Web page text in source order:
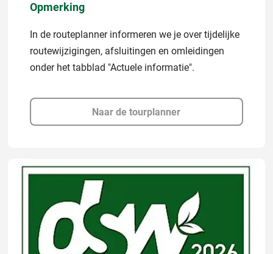
Opmerking
In de routeplanner informeren we je over tijdelijke
routewijzigingen, afsluitingen en omleidingen
onder het tabblad "Actuele informatie".
Naar de tourplanner